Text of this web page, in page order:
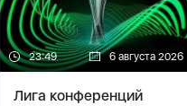
23:49 6 августа 2026
Лига конференций